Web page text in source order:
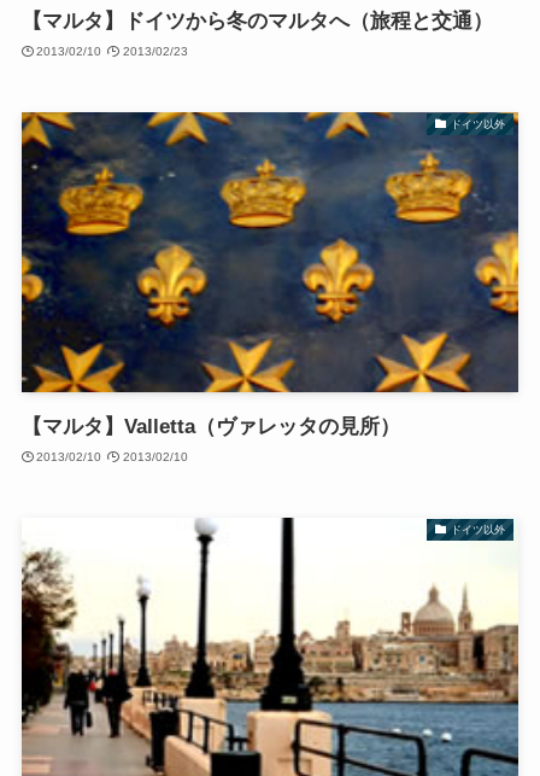
【マルタ】ドイツから冬のマルタへ（旅程と交通）
2013/02/10 2013/02/23
ドイツ以外
【マルタ】Valletta（ヴァレッタの見所）
2013/02/10 2013/02/10
ドイツ以外